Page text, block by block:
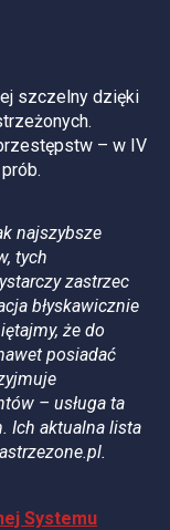
szczelny dzięki
– w IV
najszybsze
tych
zastrzec
błyskawicznie
że do
posiadać
– usługa ta
Ich aktualna lista
Systemu